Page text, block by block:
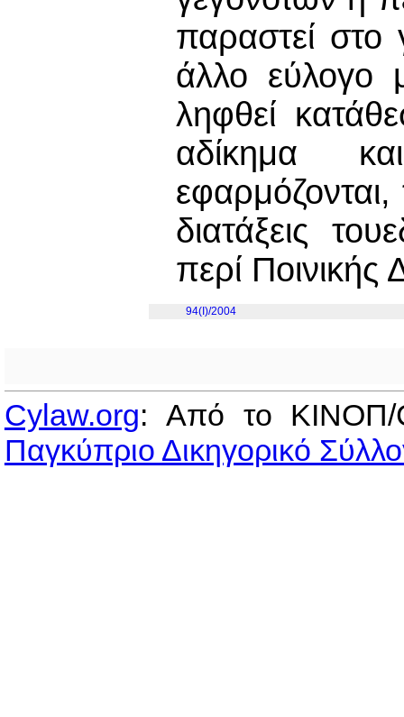
παραστεί στο
άλλο εύλογο
ληφθεί
αδίκημα
διατάξεις
περί Ποινικής
94(I)/2004
Cylaw.org: Από το
Παγκύπριο Δικηγορικό